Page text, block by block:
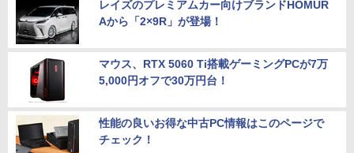
レイズのプレミアムカー向けブランドHOMUR
Aから「2×9R」が登場！
マウス、RTX 5060 Ti搭載ゲーミングPCが7万
5,000円オフで30万円台！
性能の良いお得な中古PC情報はこのページで
チェック！